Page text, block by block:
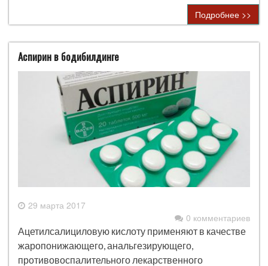
Подробнее >>
Аспирин в бодибилдинге
29 марта 2017
0 комментариев
Ацетилсалициловую кислоту применяют в качестве
жаропонижающего, анальгезирующего,
противовоспалительного лекарственного